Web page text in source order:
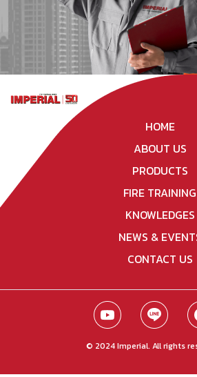
HOME
ABOUT US
PRODUCTS
FIRE TRAINING
KNOWLEDGES
NEWS &
CONTACT US
© 2024 Imperial. All rights